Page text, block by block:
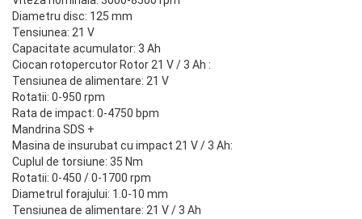
Diametru disc: 125 mm
Tensiunea: 21 V
Capacitate acumulator: 3 Ah
Ciocan rotopercutor Rotor 21 V / 3 Ah :
Tensiunea de alimentare: 21 V
Rotatii: 0-950 rpm
Rata de impact: 0-4750 bpm
Mandrina SDS +
Masina de insurubat cu impact 21 V / 3 Ah:
Cuplul de torsiune: 35 Nm
Rotatii: 0-450 / 0-1700 rpm
Diametrul forajului: 1.0-10 mm
Tensiunea de alimentare: 21 V / 3 Ah